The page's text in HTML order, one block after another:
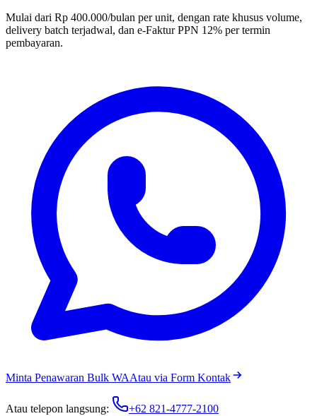
Mulai dari Rp 400.000/bulan per unit, dengan rate khusus volume,
delivery batch terjadwal, dan e-Faktur PPN 12% per termin
pembayaran.
Minta Penawaran Bulk WAAtau via Form Kontak
Atau telepon langsung: +62 821-4777-2100